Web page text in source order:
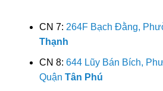
CN 7: 264F Bạch Đằng,
Thạnh
CN 8: 644 Lũy Bán Bích,
Quận Tân Phú